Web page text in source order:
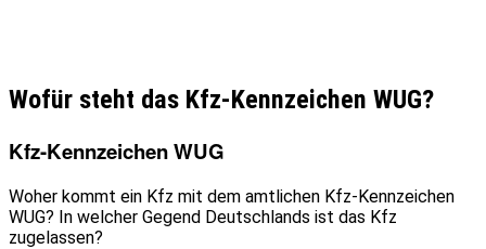
Wofür steht das Kfz-Kennzeichen WUG?
Kfz-Kennzeichen WUG
Woher kommt ein Kfz mit dem amtlichen Kfz-Kennzeichen
WUG? In welcher Gegend Deutschlands ist das Kfz
zugelassen?